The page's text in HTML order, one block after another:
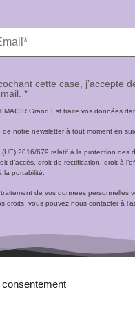
cette case, j’accepte
*
Grand Est traite vos données
de notre newsletter à tout moment en
2016/679 relatif à la protection
d’accès, droit de rectification, droit à
la portabilité.
traitement de vos données personnelles
droits, vous pouvez nous contacter à